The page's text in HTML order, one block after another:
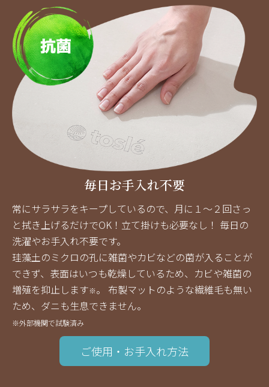
毎日お手入れ不要
常にサラサラをキープしているので、月に１～２回さっ
と拭き上げるだけでOK！立て掛けも必要なし！ 毎日の
洗濯やお手入れ不要です。
珪藻土のミクロの孔に雑菌やカビなどの菌が入ることが
できず、表面はいつも乾燥しているため、カビや雑菌の
増殖を抑止します※。 布製マットのような繊維毛も無い
ため、ダニも生息できません。
※外部機関で試験済み
ご使用・お手入れ方法